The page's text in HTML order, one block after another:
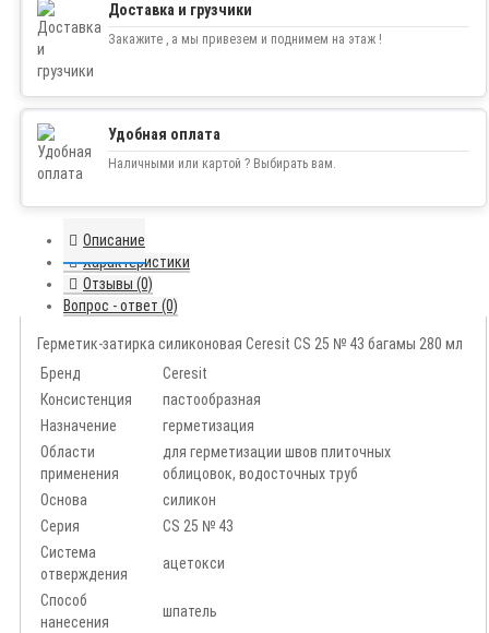
Доставка и грузчики
Закажите , а мы привезем и поднимем на этаж !
Удобная оплата
Наличными или картой ? Выбирать вам.
Описание
Характеристики
Отзывы (0)
Вопрос - ответ (0)
Герметик-затирка силиконовая Ceresit CS 25 № 43 багамы 280 мл
Бренд
Ceresit
Консистенция
пастообразная
Назначение
герметизация
Области
применения
для герметизации швов плиточных
облицовок, водосточных труб
Основа
силикон
Серия
CS 25 № 43
Система
отверждения
ацетокси
Способ
нанесения
шпатель